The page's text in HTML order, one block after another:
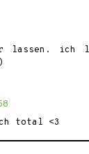
lassen. ich
total <3